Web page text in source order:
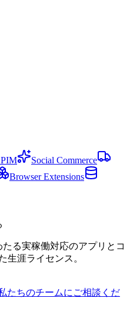
Social Commerce
Browser Extensions
る実稼働対応のアプリとコ
生涯ライセンス。
たちのチームにご相談くだ